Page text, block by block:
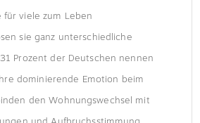
für viele zum Leben
sie ganz unterschiedliche
Prozent der Deutschen nennen
dominierende Emotion beim
den Wohnungswechsel mit